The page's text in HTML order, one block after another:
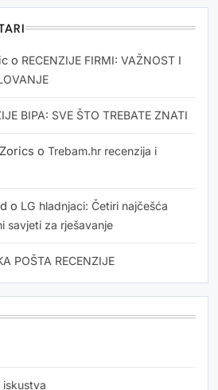
o RECENZIJE FIRMI: VAŽNOST I
BIPA: SVE ŠTO TREBATE ZNATI
o Trebam.hr recenzija i
o LG hladnjaci: Četiri najčešća
savjeti za rješavanje
POŠTA RECENZIJE
iskustva